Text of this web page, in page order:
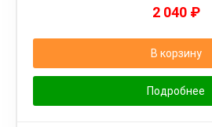
2 040 ₽
В корзину
Подробнее